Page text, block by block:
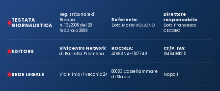
TESTATA
GIORNALISTICA
Reg. Tribunale di
Brescia
n. 13/2009 del 20
febbraio 2009
Referente:
Dott. Mario VOLLONO
Direttore
responsabile:
Dott. Francesco
CECORO
EDITORE
ViViCentro Network
di Barretta Filomena
ROC:
41663
REA:
NA-1107749
CF/P. IVA:
10464981215
SEDE LEGALE Via Plinio Il Vecchio 24
80053 Castellammare
di Stabia
Napoli